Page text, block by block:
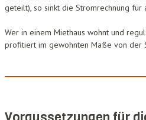
geteilt), so sinkt die Stromrechnung
Wer in einem Miethaus wohnt und
profitiert im gewohnten Maße von der